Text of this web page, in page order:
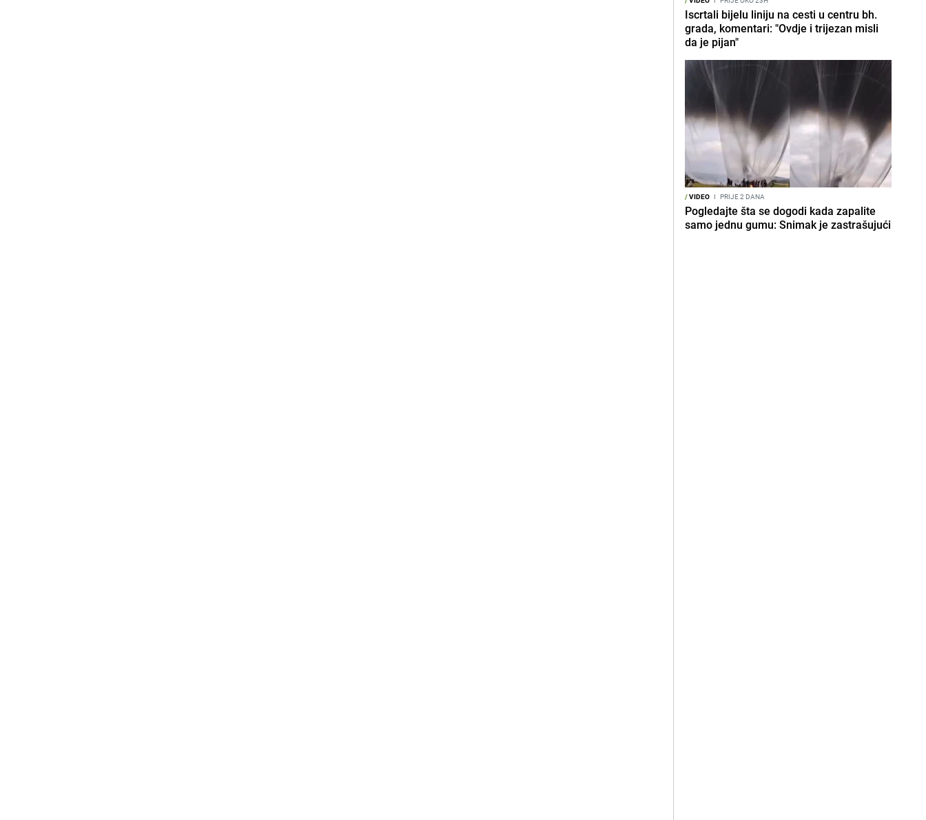
Iscrtali bijelu liniju na cesti u centru bh.
grada, komentari: "Ovdje i trijezan misli
da je pijan"
/VIDEO I PRIJE 2 DANA
Pogledajte šta se dogodi kada zapalite
samo jednu gumu: Snimak je zastrašujući